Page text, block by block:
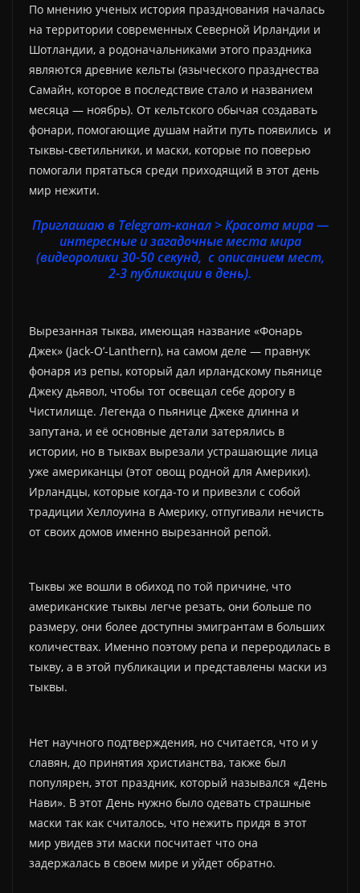
По мнению ученых история празднования началась
на территории современных Северной Ирландии и
Шотландии, а родоначальниками этого праздника
являются древние кельты (языческого празднества
Самайн, которое в последствие стало и названием
месяца — ноябрь). От кельтского обычая создавать
фонари, помогающие душам найти путь появились и
тыквы-светильники, и маски, которые по поверью
помогали прятаться среди приходящий в этот день
мир нежити.
Приглашаю в Telegram-канал > Красота мира —
интересные и загадочные места мира
(видеоролики 30-50 секунд, с описанием мест,
2-3 публикации в день).
Вырезанная тыква, имеющая название «Фонарь
Джек» (Jack-O’-Lanthern), на самом деле — правнук
фонаря из репы, который дал ирландскому пьянице
Джеку дьявол, чтобы тот освещал себе дорогу в
Чистилище. Легенда о пьянице Джеке длинна и
запутана, и её основные детали затерялись в
истории, но в тыквах вырезали устрашающие лица
уже американцы (этот овощ родной для Америки).
Ирландцы, которые когда-то и привезли с собой
традиции Хеллоуина в Америку, отпугивали нечисть
от своих домов именно вырезанной репой.
Тыквы же вошли в обиход по той причине, что
американские тыквы легче резать, они больше по
размеру, они более доступны эмигрантам в больших
количествах. Именно поэтому репа и переродилась в
тыкву, а в этой публикации и представлены маски из
тыквы.
Нет научного подтверждения, но считается, что и у
славян, до принятия христианства, также был
популярен, этот праздник, который назывался «День
Нави». В этот День нужно было одевать страшные
маски так как считалось, что нежить придя в этот
мир увидев эти маски посчитает что она
задержалась в своем мире и уйдет обратно.